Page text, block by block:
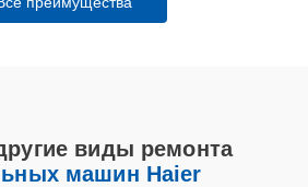
виды ремонта
машин Haier